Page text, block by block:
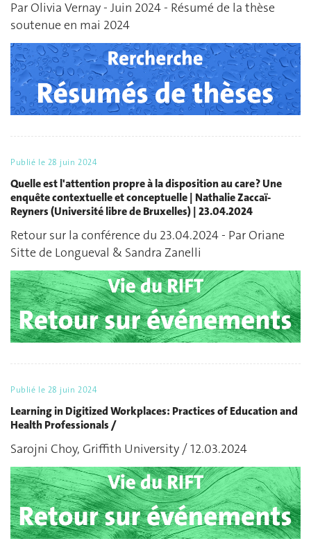
Par Olivia Vernay - Juin 2024 - Résumé de la thèse
soutenue en mai 2024
Publié le 28 juin 2024
Quelle est l'attention propre à la disposition au care ? Une
enquête contextuelle et conceptuelle | Nathalie Zaccaï-
Reyners (Université libre de Bruxelles) | 23.04.2024
Retour sur la conférence du 23.04.2024 - Par Oriane
Sitte de Longueval & Sandra Zanelli
Publié le 28 juin 2024
Learning in Digitized Workplaces: Practices of Education and
Health Professionals /
Sarojni Choy, Griffith University / 12.03.2024